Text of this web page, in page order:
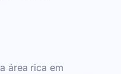
área rica em